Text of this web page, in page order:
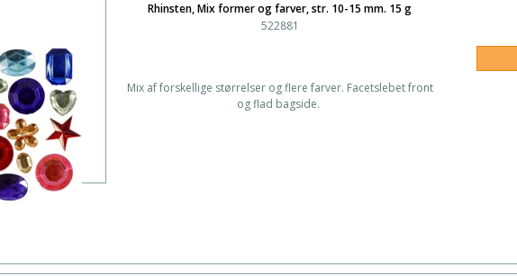
Rhinsten, Mix former og farver, str. 10-15 mm. 15 g
522881
Mix af forskellige størrelser og flere farver. Facetslebet front
og flad bagside.